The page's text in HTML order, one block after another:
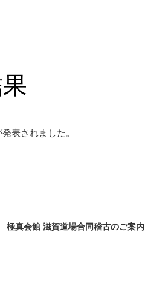
表されました。
真会館 滋賀道場合同稽古のご案内